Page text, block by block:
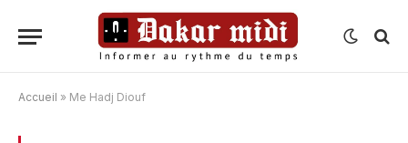
Accueil » Me Hadj Diouf